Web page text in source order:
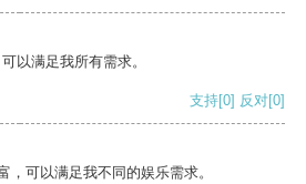
以满足我所有需求。
支持[0] 反对[0]
，可以满足我不同的娱乐需求。